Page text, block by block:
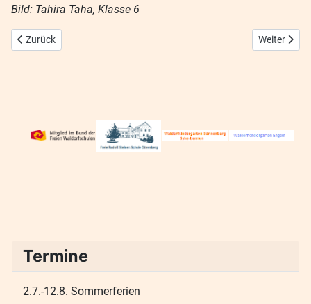
Bild: Tahira Taha, Klasse 6
Vorheriger Beitrag: Ausflug Hannover 4-25
Zurück Nächster
Weiter
Termine
2.7.-12.8. Sommerferien